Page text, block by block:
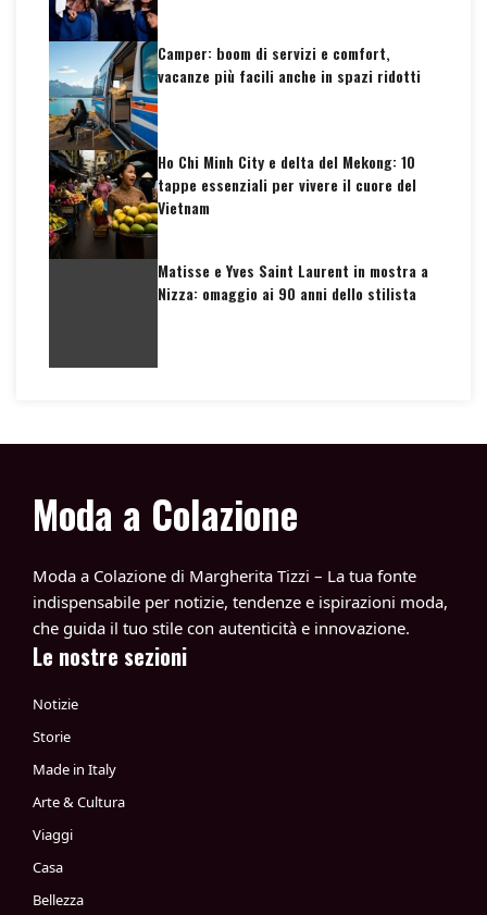
Camper: boom di servizi e comfort,
vacanze più facili anche in spazi ridotti
Ho Chi Minh City e delta del Mekong: 10
tappe essenziali per vivere il cuore del
Vietnam
Matisse e Yves Saint Laurent in mostra a
Nizza: omaggio ai 90 anni dello stilista
Moda a Colazione
Moda a Colazione di Margherita Tizzi – La tua fonte
indispensabile per notizie, tendenze e ispirazioni moda,
che guida il tuo stile con autenticità e innovazione.
Le nostre sezioni
Notizie
Storie
Made in Italy
Arte & Cultura
Viaggi
Casa
Bellezza